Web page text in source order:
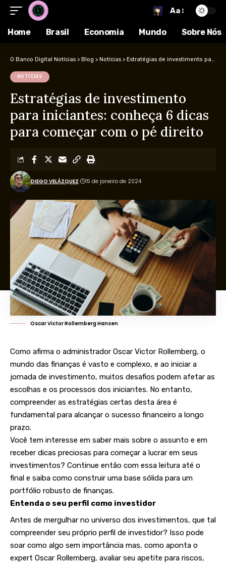
Aa
Home Brasil Economia Mundo Sobre Nós
O Banco Digital Notícias > Blog > Notícias > Estratégias de investimento para iniciantes: conheça 6 dicas para começar com o pé direito
NOTÍCIAS
Estratégias de investimento
para iniciantes: conheça 6 dicas
para começar com o pé direito
DIEGO VELÁZQUEZ 15 de janeiro de 2024
Oscar Victor Rollemberg Hansen
Como afirma o administrador Oscar Victor Rollemberg, o
mundo das finanças é vasto e complexo, e ao iniciar a
jornada de investimento, muitos desafios podem afetar as
escolhas e os processos dos iniciantes. No entanto,
compreender as estratégias certas desta área é
fundamental para alcançar o sucesso financeiro a longo
prazo.
Você tem interesse em saber mais sobre o assunto e em
receber dicas preciosas para começar a lucrar em seus
investimentos? Continue então com essa leitura até o
final e saiba como construir uma base sólida para um
portfólio robusto de finanças.
Entenda o seu perfil como investidor
Antes de mergulhar no universo dos investimentos, que tal
compreender seu próprio perfil de investidor? Isso pode
soar como algo sem importância mas, como aponta o
expert Oscar Rollemberg, avaliar seu apetite para riscos,